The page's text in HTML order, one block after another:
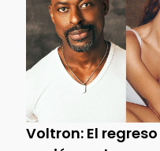
Voltron: El